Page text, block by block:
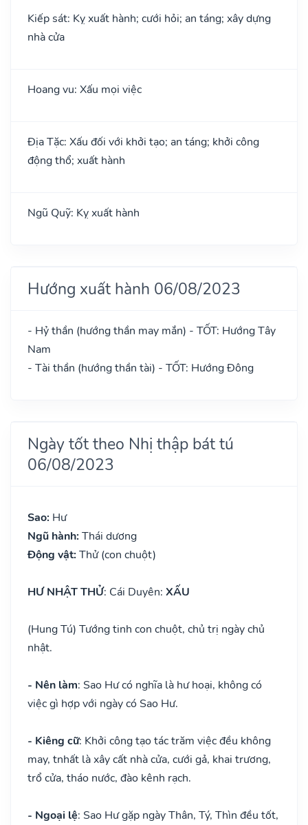
Kiếp sát: Kỵ xuất hành; cưới hỏi; an táng; xây dựng
nhà cửa
Hoang vu: Xấu mọi việc
Địa Tặc: Xấu đối với khởi tạo; an táng; khởi công
động thổ; xuất hành
Ngũ Quỹ: Kỵ xuất hành
Hướng xuất hành 06/08/2023
- Hỷ thần (hướng thần may mắn) - TỐT: Hướng Tây
Nam
- Tài thần (hướng thần tài) - TỐT: Hướng Đông
Ngày tốt theo Nhị thập bát tú
06/08/2023
Sao: Hư
Ngũ hành: Thái dương
Động vật: Thử (con chuột)
HƯ NHẬT THỬ: Cái Duyên: XẤU
(Hung Tú) Tướng tinh con chuột, chủ trị ngày chủ
nhật.
- Nên làm: Sao Hư có nghĩa là hư hoại, không có
việc gì hợp với ngày có Sao Hư.
- Kiêng cữ: Khởi công tạo tác trăm việc đều không
may, tnhất là xây cất nhà cửa, cưới gả, khai trương,
trổ cửa, tháo nước, đào kênh rạch.
- Ngoại lệ: Sao Hư gặp ngày Thân, Tý, Thìn đều tốt,